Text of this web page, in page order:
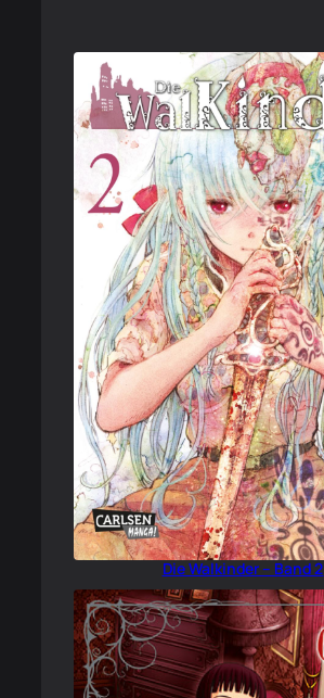
Die Walkinder – Band 2